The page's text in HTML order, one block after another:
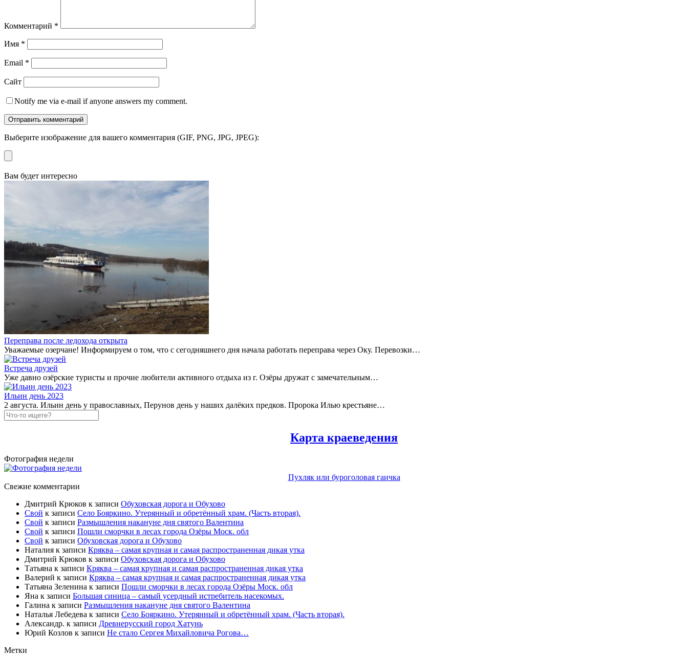
Комментарий *
Имя *
Email *
Сайт
Notify me via e-mail if anyone answers my comment.
Выберите изображение для вашего комментария (GIF, PNG, JPG, JPEG):
Вам будет интересно
Переправа после ледохода открыта
Уважаемые озерчане! Информируем о том, что с сегодняшнего дня начала работать переправа через Оку. Перевозки…
Встреча друзей
Уже давно озёрские туристы и прочие любители активного отдыха из г. Озёры дружат с замечательным…
Ильин день 2023
2 августа. Ильин день у православных, Перунов день у наших далёких предков. Пророка Илью крестьяне…
Карта краеведения
Фотография недели
Пухляк или буроголовая гаичка
Свежие комментарии
Дмитрий Крюков к записи Обуховская дорога и Обухово
Свой к записи Село Бояркино. Утерянный и обретённый храм. (Часть вторая).
Свой к записи Размышления накануне дня святого Валентина
Свой к записи Пошли сморчки в лесах города Озёры Моск. обл
Свой к записи Обуховская дорога и Обухово
Наталия к записи Кряква – самая крупная и самая распространенная дикая утка
Дмитрий Крюков к записи Обуховская дорога и Обухово
Татьяна к записи Кряква – самая крупная и самая распространенная дикая утка
Валерий к записи Кряква – самая крупная и самая распространенная дикая утка
Татьяна Зеленина к записи Пошли сморчки в лесах города Озёры Моск. обл
Яна к записи Большая синица – самый усердный истребитель насекомых.
Галина к записи Размышления накануне дня святого Валентина
Наталья Лебедева к записи Село Бояркино. Утерянный и обретённый храм. (Часть вторая).
Александр. к записи Древнерусский город Хатунь
Юрий Козлов к записи Не стало Сергея Михайловича Рогова…
Метки